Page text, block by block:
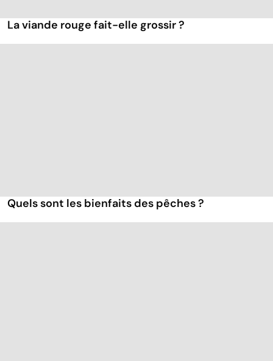
La viande rouge fait-elle grossir ?
Quels sont les bienfaits des pêches ?